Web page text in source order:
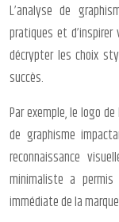
L’analyse de
pratiques et
décrypter les choix
succès.
Par exemple, le logo
de graphisme
reconnaissance
minimaliste a
immédiate de la